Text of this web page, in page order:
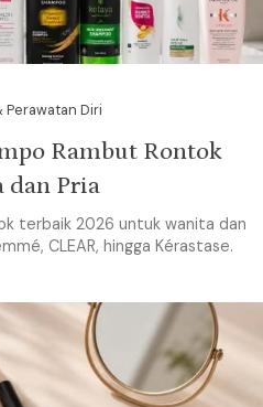
Perawatan Diri
Rambut Rontok
dan Pria
terbaik 2026 untuk wanita dan
CLEAR, hingga Kérastase.